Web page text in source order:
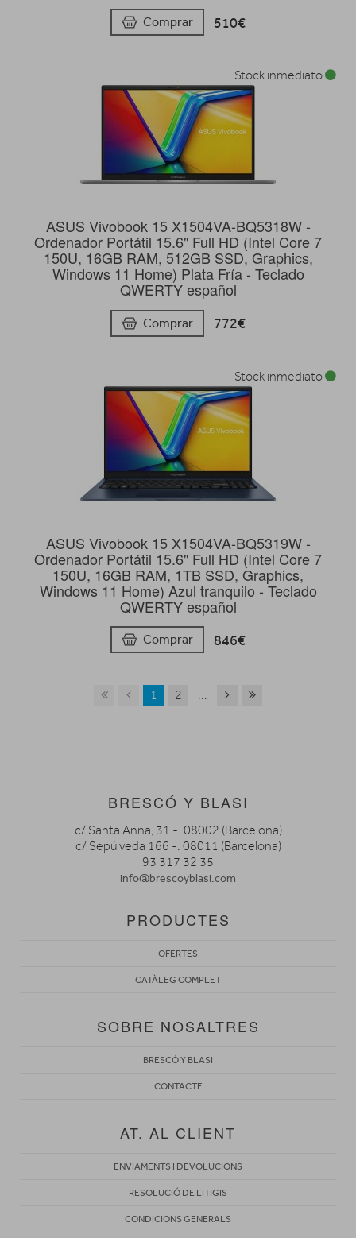
Comprar 510€
ASUS Vivobook 15 X1504VA-BQ5318W -
Ordenador Portátil 15.6" Full HD (Intel Core 7
150U, 16GB RAM, 512GB SSD, Graphics,
Windows 11 Home) Plata Fría - Teclado
QWERTY español
Comprar 772€
Stock inmediato
ASUS Vivobook 15 X1504VA-BQ5319W -
Ordenador Portátil 15.6" Full HD (Intel Core 7
150U, 16GB RAM, 1TB SSD, Graphics,
Windows 11 Home) Azul tranquilo - Teclado
QWERTY español
Comprar 846€
Stock inmediato
1 2 ...
BRESCÓ Y BLASI
c/ Santa Anna, 31 -. 08002 (Barcelona)
c/ Sepúlveda 166 -. 08011 (Barcelona)
93 317 32 35
info@brescoyblasi.com
PRODUCTES
OFERTES
CATÀLEG COMPLET
SOBRE NOSALTRES
BRESCÓ Y BLASI
CONTACTE
AT. AL CLIENT
ENVIAMENTS I DEVOLUCIONS
RESOLUCIÓ DE LITIGIS
CONDICIONS GENERALS